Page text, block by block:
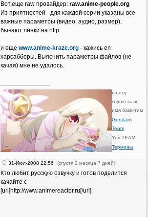
Вот,еще raw провайдер: raw.anime-people.org
Из приятностей - для каждой серии указаны все
важные параметры (видео, аудио, размер),
бывают линки на http.
и еще www.anime-kraze.org - кажись en
харсабберы. Выяснить параметры файлов (не
качая) мне не удалось.
я несу
глупость во
имя бака-тим
Gundam
Team
Yuri TEAM
Термины
31-Июл-2008 22:56 (спустя 2 месяца 7 дней)
Кто любит русскую озвучку и готов поделится
качайте с
[url]http://www.animereactor.ru[/url]